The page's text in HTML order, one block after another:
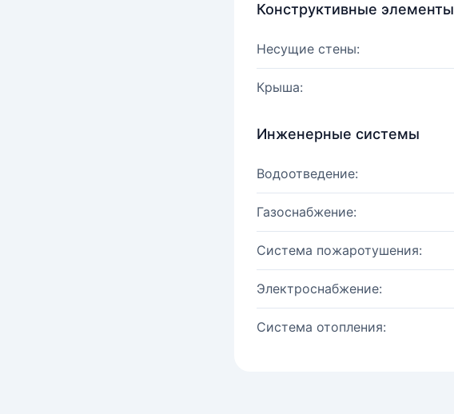
Конструктивные элементы
Несущие стены:
Крыша:
Инженерные системы
Водоотведение:
Газоснабжение:
Система пожаротушения:
Электроснабжение:
Система отопления: